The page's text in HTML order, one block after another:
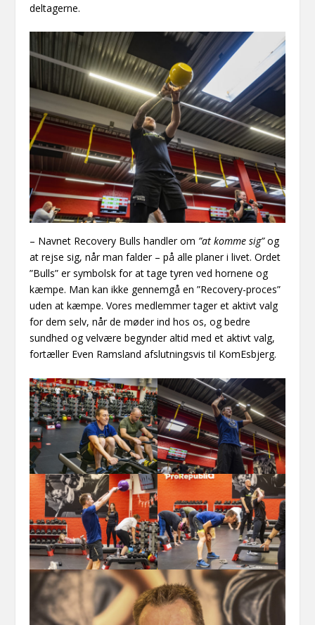
deltagerne.
– Navnet Recovery Bulls handler om ”at komme sig”og
at rejse sig, når man falder – på alle planer i livet. Ordet
”Bulls” er symbolsk for at tage tyren ved hornene og
kæmpe. Man kan ikke gennemgå en ”Recovery-proces”
uden at kæmpe. Vores medlemmer tager et aktivt valg
for dem selv, når de møder ind hos os, og bedre
sundhed og velvære begynder altid med et aktivt valg,
fortæller Even Ramsland afslutningsvis til KomEsbjerg.